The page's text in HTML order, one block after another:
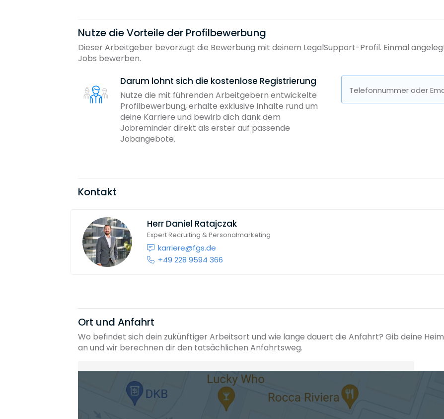
Nutze die Vorteile der Profilbewerbung
Dieser Arbeitgeber bevorzugt die Bewerbung mit deinem LegalSupport-Profil. Einmal
Jobs bewerben.
Darum lohnt sich die kostenlose Registrierung
Nutze die mit führenden Arbeitgebern entwickelte
Profilbewerbung, erhalte exklusive Inhalte rund um
deine Karriere und bewirb dich dank dem
Jobreminder direkt als erster auf passende
Jobangebote.
Telefonnummer oder
Kontakt
Herr Daniel Ratajczak
Expert Recruiting & Personalmarketing
karriere@fgs.de
+49 228 9594 366
Ort und Anfahrt
Wo befindet sich dein zukünftiger Arbeitsort und wie lange dauert die Anfahrt? Gib deine
an und wir berechnen dir den tatsächlichen Anfahrtsweg.
Heimatadresse oder Wunschort
+
Die berechneten Anreisezeiten basieren auf den Verkehrsdaten eines typischen Dienstag morgens um 8:30.